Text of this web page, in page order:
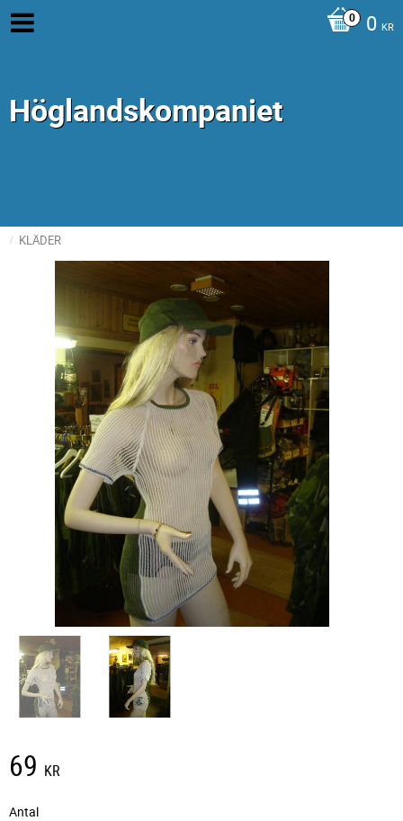
0 KR
Höglandskompaniet
KLÄDER
69 KR
Antal